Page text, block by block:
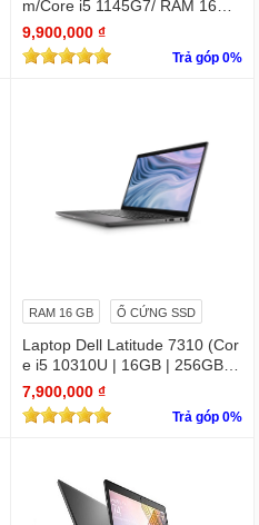
m/Core i5 1145G7/ RAM 16Gb/
SSD Nvme 512Gb/LCD 14' FH
D 1920 x 1080/ Like new / WIN
bản quyền
9,900,000 ₫
Trả góp 0%
RAM 16 GB Ổ CỨNG SSD
Laptop Dell Latitude 7310 (Cor
e i5 10310U | 16GB | 256GB | I
ntel UHD | 13.3 FHD Cảm ứng
7,900,000 ₫
Trả góp 0%